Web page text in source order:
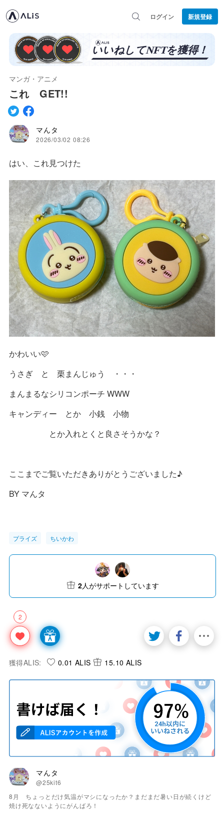
ログイン 新規登録
マンガ・アニメ
これ GET!!
マんタ
2026/03/02 08:26
はい、これ見つけた
かわいい🩷
うさぎ と 栗まんじゅう ・・・
まんまるなシリコンポーチ WWW
キャンディー とか 小銭 小物
とか入れとくと良さそうかな？
ここまでご覧いただきありがとうございました♪
BY マんタ
プライズ ちいかわ
2
2人がサポートしています
獲得ALIS: 0.01 ALIS 15.10 ALIS
マんタ
@25kit6
8月 ちょっとだけ気温がマシになったか？まだまだ暑い日が続くけど
焼け死なないようにがんばろ！